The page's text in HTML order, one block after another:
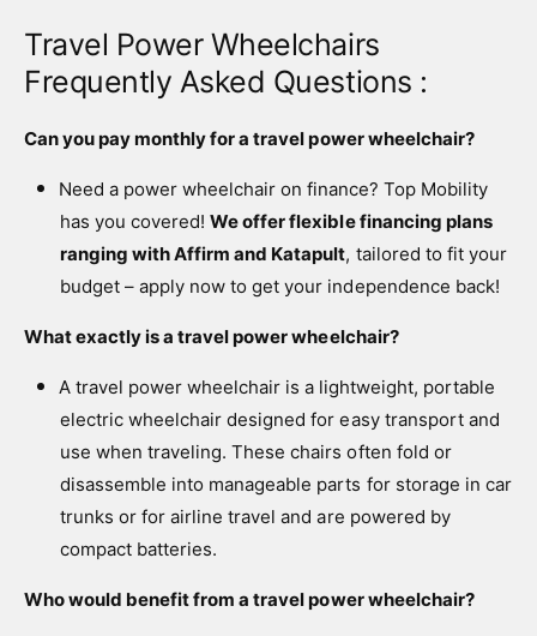
Travel Power Wheelchairs
Frequently Asked Questions :
Can you pay monthly for a travel power wheelchair?
Need a power wheelchair on finance? Top Mobility
has you covered!We offer flexible financing plans
ranging with Affirm and Katapult, tailored to fit your
budget – apply now to get your independence back!
What exactly is a travel power wheelchair?
A travel power wheelchair is a lightweight, portable
electric wheelchair designed for easy transport and
use when traveling. These chairs often fold or
disassemble into manageable parts for storage in car
trunks or for airline travel and are powered by
compact batteries.
Who would benefit from a travel power wheelchair?